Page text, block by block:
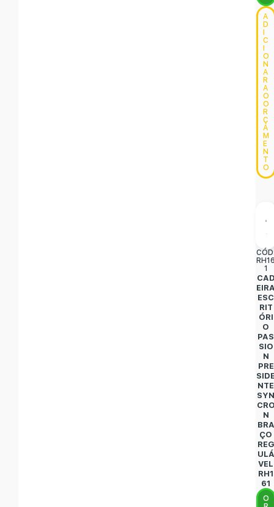
A
D
C
O
N
A
R
A
O
O
R
Ç
A
M
E
N
T
O
1
ESC
RIT
ÓRI
O
PAS
SIO
N
PRE
NTE
N
BRA
ÇO
REG
ULÁ
VEL
RH1
61
O